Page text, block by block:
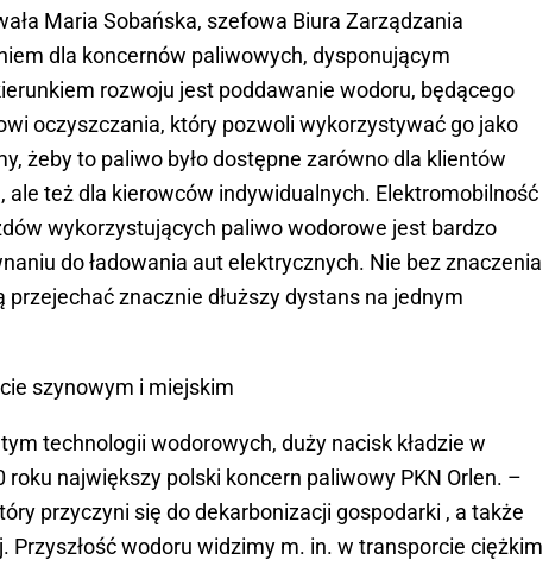
Maria Sobańska, szefowa Biura Zarządzania
dla koncernów paliwowych, dysponującym
rozwoju jest poddawanie wodoru, będącego
oczyszczania, który pozwoli wykorzystywać go jako
żeby to paliwo było dostępne zarówno dla klientów
ale też dla kierowców indywidualnych. Elektromobilność
wykorzystujących paliwo wodorowe jest bardzo
do ładowania aut elektrycznych. Nie bez znaczenia
znacznie dłuższy dystans na jednym
szynowym i miejskim
technologii wodorowych, duży nacisk kładzie w
największy polski koncern paliwowy PKN Orlen. –
przyczyni się do dekarbonizacji gospodarki , a także
Przyszłość wodoru widzimy m. in. w transporcie ciężkim